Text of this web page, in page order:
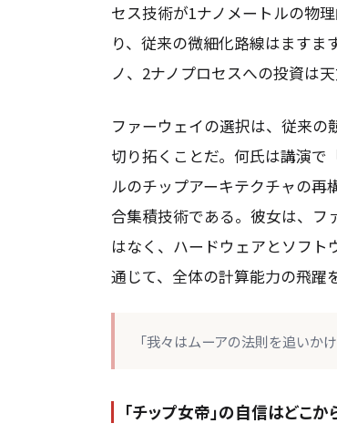
セス技術が1ナノメートルの物
り、従来の微細化路線はますま
ノ、2ナノプロセスへの投資は
ファーウェイの選択は、従来
切り拓くことだ。何氏は講演で
ルのチップアーキテクチャの再
合集積技術である。彼女は、
はなく、ハードウェアとソフ
通じて、全体の計算能力の飛躍
「我々はムーアの法則を追い
「チップ女帝」の自信はどこか